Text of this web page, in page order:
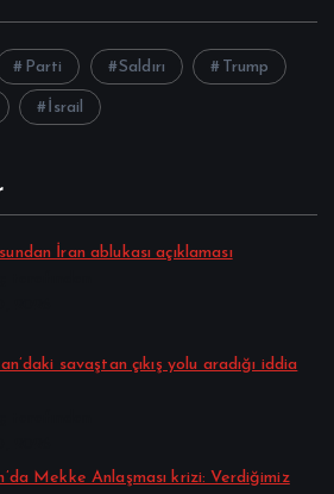
Parti Saldırı Trump
İsrail
İran ablukası açıklaması
savaştan çıkış yolu aradığı iddia
Mekke Anlaşması krizi: Verdiğimiz